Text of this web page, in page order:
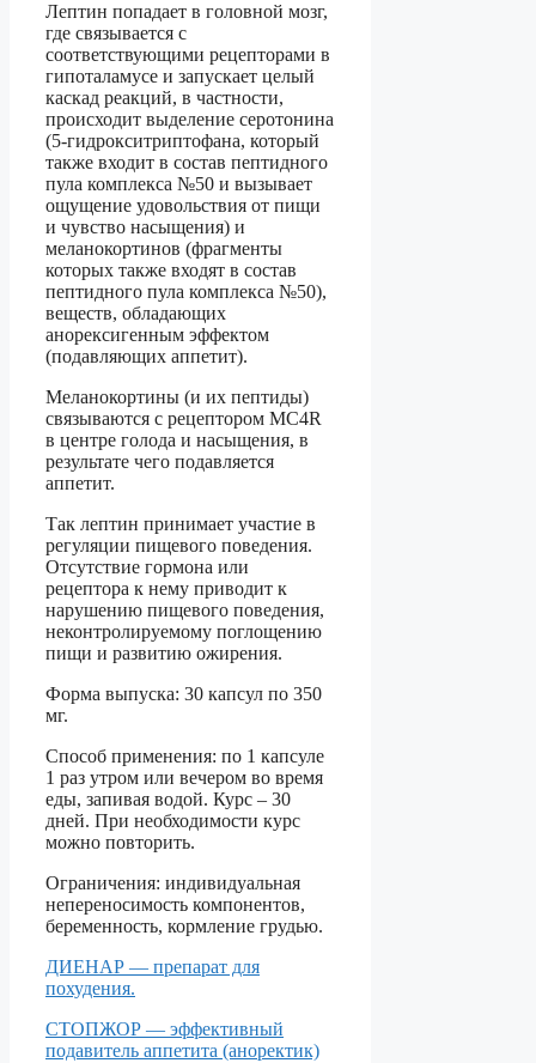
Лептин попадает в головной мозг,
где связывается с
соответствующими рецепторами в
гипоталамусе и запускает целый
каскад реакций, в частности,
происходит выделение серотонина
(5-гидрокситриптофана, который
также входит в состав пептидного
пула комплекса №50 и вызывает
ощущение удовольствия от пищи
и чувство насыщения) и
меланокортинов (фрагменты
которых также входят в состав
пептидного пула комплекса №50),
веществ, обладающих
анорексигенным эффектом
(подавляющих аппетит).
Меланокортины (и их пептиды)
связываются с рецептором MC4R
в центре голода и насыщения, в
результате чего подавляется
аппетит.
Так лептин принимает участие в
регуляции пищевого поведения.
Отсутствие гормона или
рецептора к нему приводит к
нарушению пищевого поведения,
неконтролируемому поглощению
пищи и развитию ожирения.
Форма выпуска: 30 капсул по 350
мг.
Способ применения: по 1 капсуле
1 раз утром или вечером во время
еды, запивая водой. Курс – 30
дней. При необходимости курс
можно повторить.
Ограничения: индивидуальная
непереносимость компонентов,
беременность, кормление грудью.
ДИЕНАР — препарат для
похудения.
СТОПЖОР — эффективный
подавитель аппетита (аноректик)